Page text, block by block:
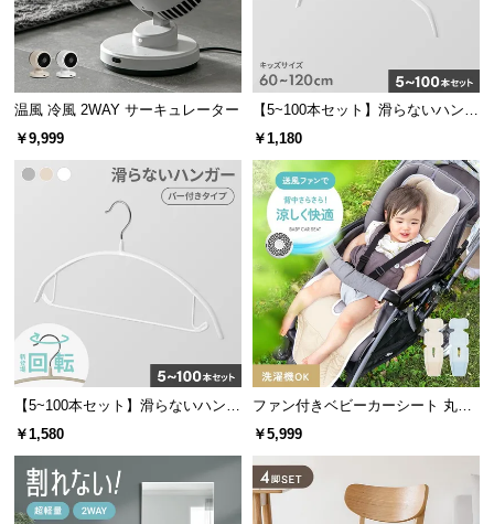
ポ
ー
お
企
情
報
温風 冷風 2WAY サーキュレーター
￥9,999
【5~100本セット】滑らないハンガ
ー キッズサイズ
￥1,180
【5~100本セット】滑らないハンガ
ー バー付き
￥1,580
ファン付きベビーカーシート 丸洗
いOK リモコン操作対応 通気性抜
￥5,999